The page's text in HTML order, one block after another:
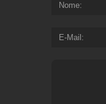
Nome
E-Mail